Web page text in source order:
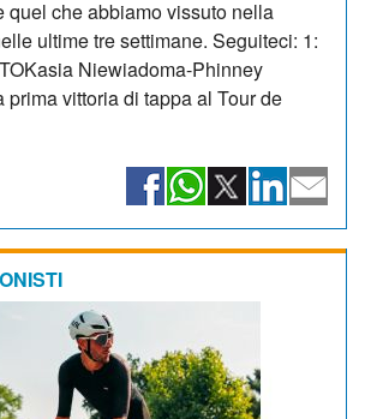
quel che abbiamo vissuto nella
ultime tre settimane. Seguiteci: 1:
Niewiadoma-Phinney
prima vittoria di tappa al Tour de